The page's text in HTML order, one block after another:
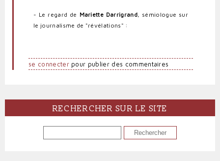
- Le regard de Mariette Darrigrand, sémiologue sur
le journalisme de "révélations" :
se connecterpour publier des commentaires
RECHERCHER SUR LE SITE
RECHERCHER